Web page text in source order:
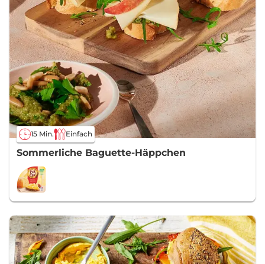
15 Min. Einfach
Sommerliche Baguette-Häppchen